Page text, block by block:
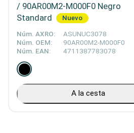
/ 90AR00M2-M000F0 Negro
Standard
Nuevo
Núm. AXRO:
ASUNUC3078
Núm. OEM:
90AR00M2-M000F0
Núm. EAN:
4711387783078
A la cesta